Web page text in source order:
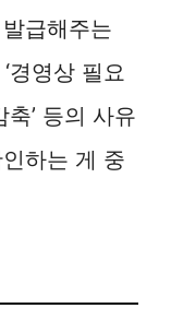
급해주는
경영상 필요
’ 등의 사유
하는 게 중